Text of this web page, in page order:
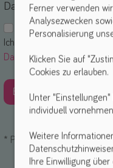
Datenschutz
Ich akzeptiere die
Datenschutzerklärung. *
* Pflichtfelder
Ferner verwenden
Analysezwecken
Personalisierung
Klicken Sie auf
Cookies zu erlauben.
Unter
individuell
Weitere
Ihre Einwilligung